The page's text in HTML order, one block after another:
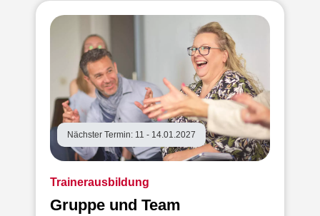
Nächster Termin: 11 - 14.01.2027
Trainerausbildung
Gruppe und Team